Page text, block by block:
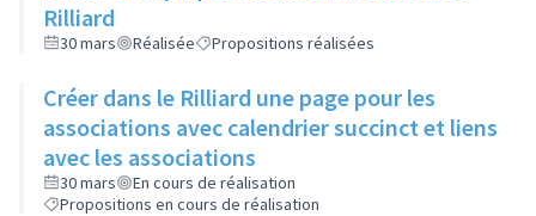
Rilliard
30 mars Réalisée Propositions réalisées
Créer dans le Rilliard une page pour les
associations avec calendrier succinct et liens
avec les associations
30 mars
En cours de réalisation
Propositions en cours de réalisation